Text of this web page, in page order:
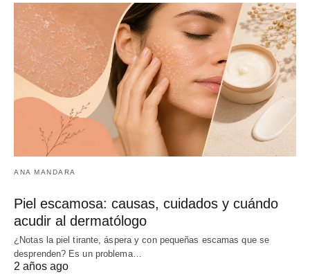
ANA MANDARA
Piel escamosa: causas, cuidados y cuándo
acudir al dermatólogo
¿Notas la piel tirante, áspera y con pequeñas escamas que se
desprenden? Es un problema…
2 años ago